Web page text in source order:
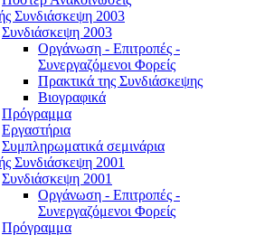
Συνδιάσκεψη 2003
Συνδιάσκεψη 2003
Οργάνωση - Επιτροπές -
Συνεργαζόμενοι Φορείς
Πρακτικά της Συνδιάσκεψης
Βιογραφικά
Πρόγραμμα
Εργαστήρια
Συμπληρωματικά σεμινάρια
Συνδιάσκεψη 2001
Συνδιάσκεψη 2001
Οργάνωση - Επιτροπές -
Συνεργαζόμενοι Φορείς
Πρόγραμμα